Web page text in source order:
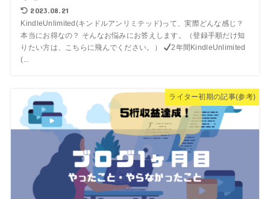
2023.08.21
KindleUnlimited(キンドルアンリミテッド)って、実際どんな感じ？
本当にお得なの？ そんなお悩みにお答えします。（登録手順だけ知
りたい方は、こちらに飛んでください。）
2年間KindleUnlimited
(...
ライター初期の記事(参考)